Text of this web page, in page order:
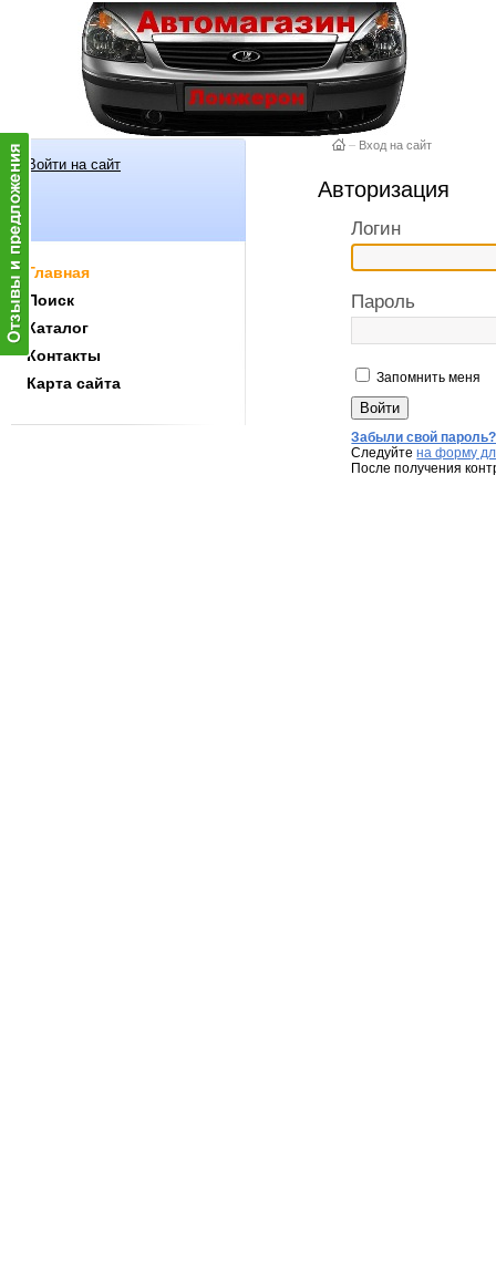
Войти на сайт
Главная
Поиск
Каталог
Контакты
Карта сайта
– Вход на сайт
Авторизация
Логин
Пароль
Запомнить меня
Забыли свой пароль?
Следуйтена форму
После получения